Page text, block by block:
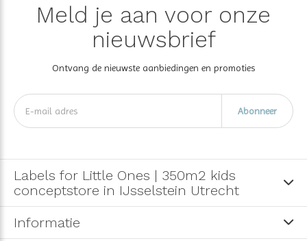
Meld je aan voor onze
nieuwsbrief
Ontvang de nieuwste aanbiedingen en promoties
Abonneer
Labels for Little Ones | 350m2 kids
conceptstore in IJsselstein Utrecht
Informatie